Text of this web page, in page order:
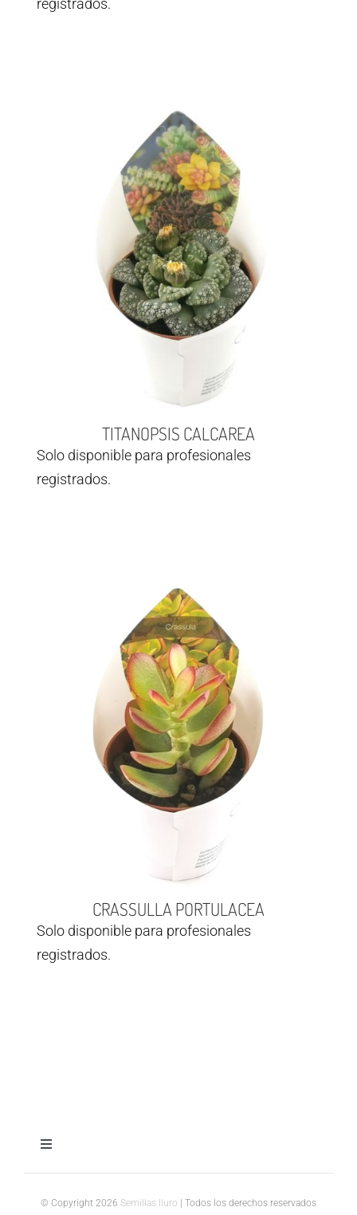
registrados.
TITANOPSIS CALCAREA
Solo disponible para profesionales
registrados.
CRASSULLA PORTULACEA
Solo disponible para profesionales
registrados.
Toggle
© Copyright 2026 Semillas Iluro | Todos los derechos reservados